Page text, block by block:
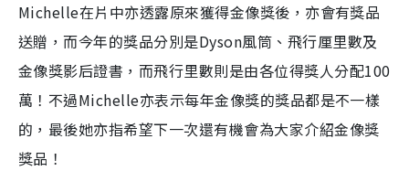
Michelle在片中亦透露原來獲得金像獎後，亦會有獎品
送贈，而今年的獎品分別是Dyson風筒、飛行厘里數及
金像獎影后證書，而飛行里數則是由各位得獎人分配100
萬！不過Michelle亦表示每年金像獎的獎品都是不一樣
的，最後她亦指希望下一次還有機會為大家介紹金像獎
獎品！